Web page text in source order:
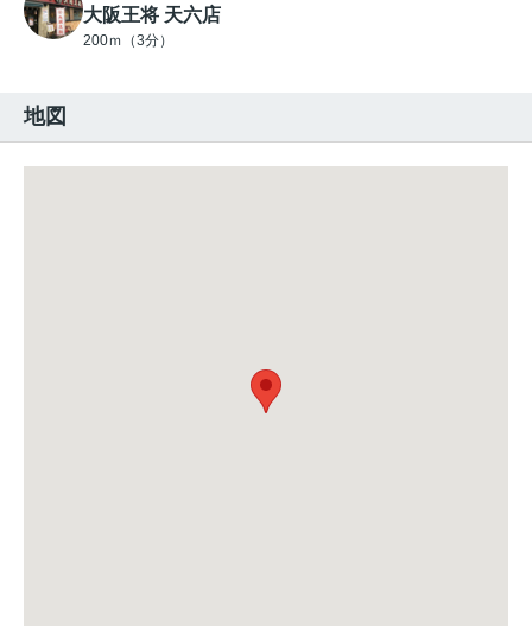
大阪王将 天六店
200ｍ（3分）
地図